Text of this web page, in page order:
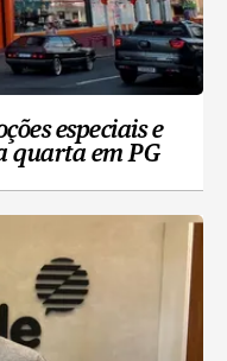
especiais e
quarta em PG